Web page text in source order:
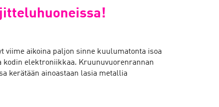
viime aikoina paljon sinne kuulumatonta isoa
kodin elektroniikkaa. Kruunuvuorenrannan
kerätään ainoastaan lasia metallia